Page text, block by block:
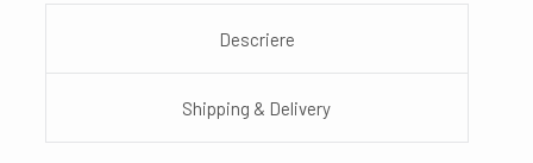
Descriere
Shipping & Delivery